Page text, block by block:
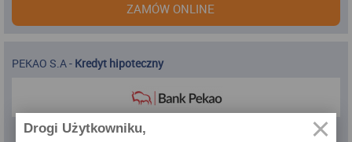
ZAMÓW ONLINE
PEKAO S.A- Kredyt hipoteczny
Drogi Użytkowniku,